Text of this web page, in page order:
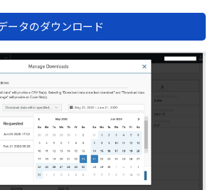
ータのダウンロード